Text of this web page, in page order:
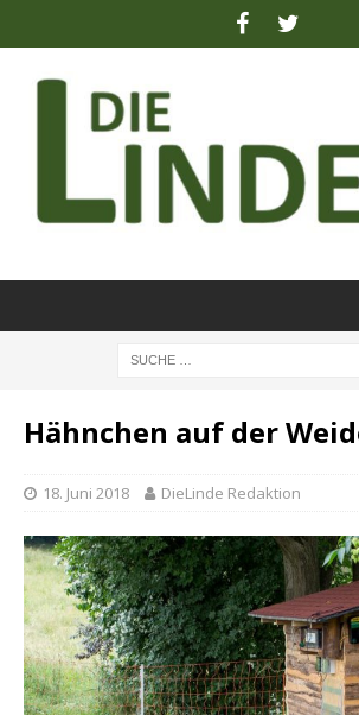
Hähnchen auf der
18. Juni 2018 DieLinde Redaktion